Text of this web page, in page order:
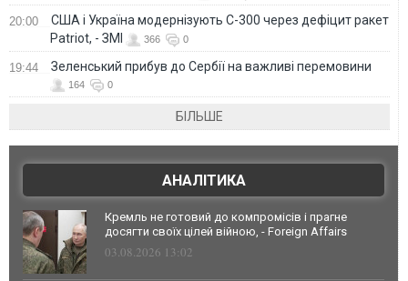
20:00
США і Україна модернізують С-300 через дефіцит ракет
Patriot, - ЗМІ
366 0
19:44 Зеленський прибув до Сербії на важливі перемовини
164 0
БІЛЬШЕ
АНАЛІТИКА
Кремль не готовий до компромісів і прагне
досягти своїх цілей війною, - Foreign Affairs
03.08.2026 13:02